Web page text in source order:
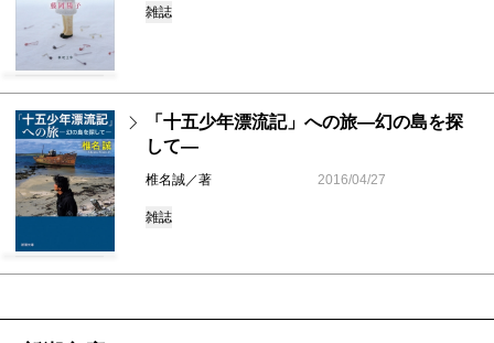
雑誌
「十五少年漂流記」への旅―幻の島を探
して―
椎名誠／著 2016/04/27
雑誌